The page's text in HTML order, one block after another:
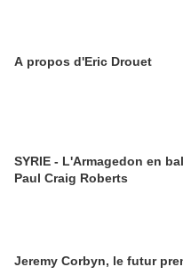
A propos d'Eric Drouet
SYRIE - L'Armagedon en
Paul Craig Roberts
Jeremy Corbyn, le futur